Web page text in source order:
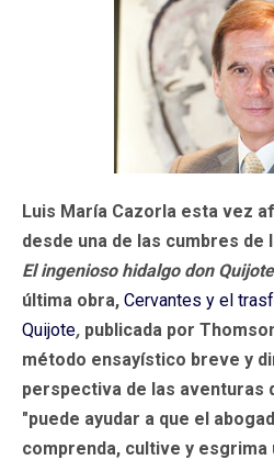
Luis María Cazorla esta vez
desde una de las cumbres
El ingenioso hidalgo don
última obra, Cervantes y el
Quijote, publicada por
método ensayístico breve y
perspectiva de las aventuras
"puede ayudar a que el
comprenda, cultive y esgrima